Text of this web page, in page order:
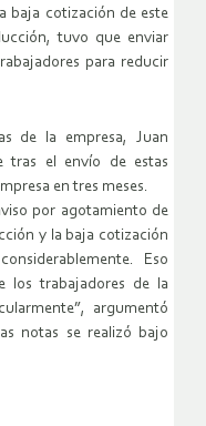
baja cotización de este
tuvo que enviar
para reducir
de la empresa, Juan
tras el envío de estas
en tres meses.
por agotamiento de
y la baja cotización
Eso
los trabajadores de la
argumentó
notas se realizó bajo